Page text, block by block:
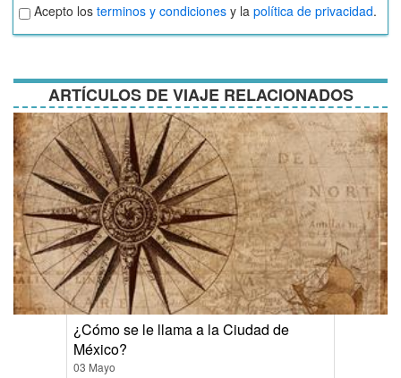
Aceptar
términos
y
Acepto los terminos y condiciones y la política de privacidad.
ARTÍCULOS DE VIAJE RELACIONADOS
¿Cómo se le llama a la Ciudad de
México?
03 Mayo